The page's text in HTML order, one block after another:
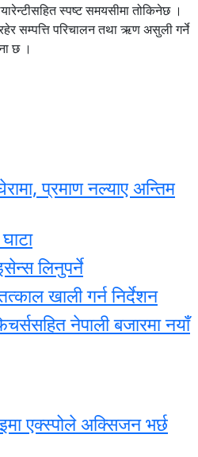
स्पष्ट समयसीमा तोकिनेछ ।
सम्पत्ति परिचालन तथा ऋण असुली गर्ने
छ ।
प्रमाण नल्याए अन्तिम
लिनुपर्ने
खाली गर्न निर्देशन
नेपाली बजारमा नयाँ
एक्स्पोले अक्सिजन भर्छ